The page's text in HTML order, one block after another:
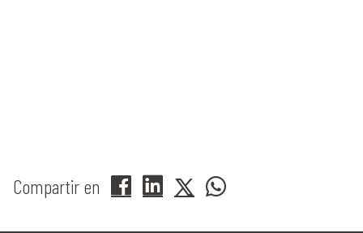
Compartir en